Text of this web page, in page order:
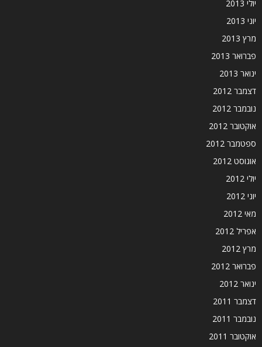
יולי 2013
יוני 2013
מרץ 2013
פברואר 2013
ינואר 2013
דצמבר 2012
נובמבר 2012
אוקטובר 2012
ספטמבר 2012
אוגוסט 2012
יולי 2012
יוני 2012
מאי 2012
אפריל 2012
מרץ 2012
פברואר 2012
ינואר 2012
דצמבר 2011
נובמבר 2011
אוקטובר 2011